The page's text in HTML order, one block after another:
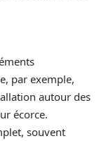
par exemple,
autour des
écorce.
souvent